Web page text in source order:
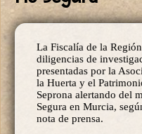
La Fiscalía de la
diligencias de
presentadas por la
la Huerta y el
Seprona alertando del
Segura en Murcia,
nota de prensa.